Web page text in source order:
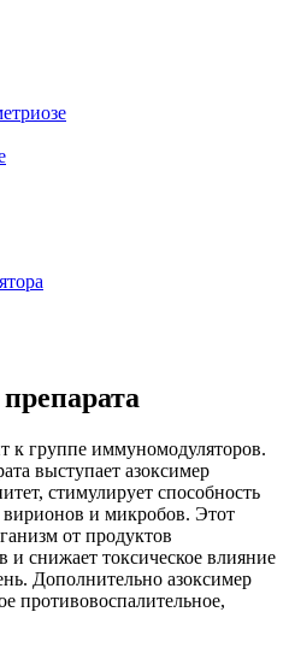
к группе иммуномодуляторов.
выступает азоксимер
стимулирует способность
и микробов. Этот
от продуктов
и снижает токсическое влияние
Дополнительно азоксимер
противовоспалительное,